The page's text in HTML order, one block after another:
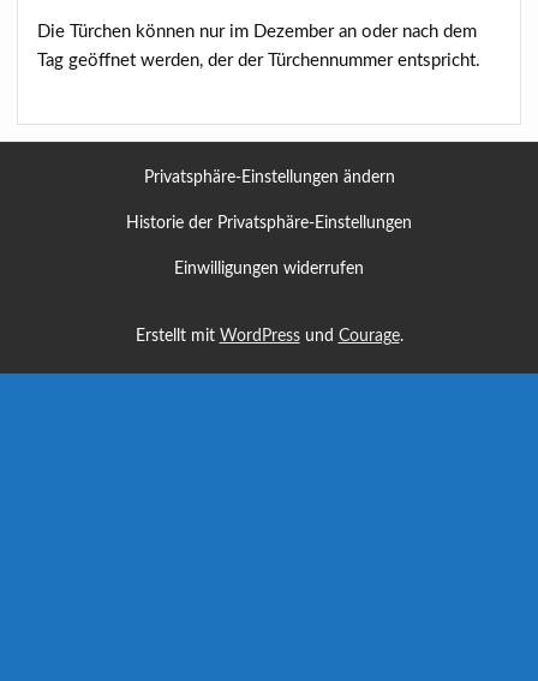
Die Türchen können nur im Dezember an oder nach dem
Tag geöffnet werden, der der Türchennummer entspricht.
Privatsphäre-Einstellungen ändern
Historie der Privatsphäre-Einstellungen
Einwilligungen widerrufen
Erstellt mit WordPressund Courage.